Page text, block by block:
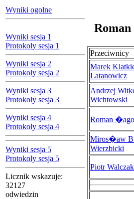
Wyniki ogolne
Wyniki sesja 1
Protokoly sesja 1
Wyniki sesja 2
Protokoly sesja 2
Wyniki sesja 3
Protokoly sesja 3
Wyniki sesja 4
Protokoly sesja 4
Wyniki sesja 5
Protokoly sesja 5
Licznik wskazuje:
32127
odwiedzin
Przeciwnicy
Marek
Latanowicz
Andrzej
Wichtowski
Roman
Miros�aw
Wierzbicki
Piotr